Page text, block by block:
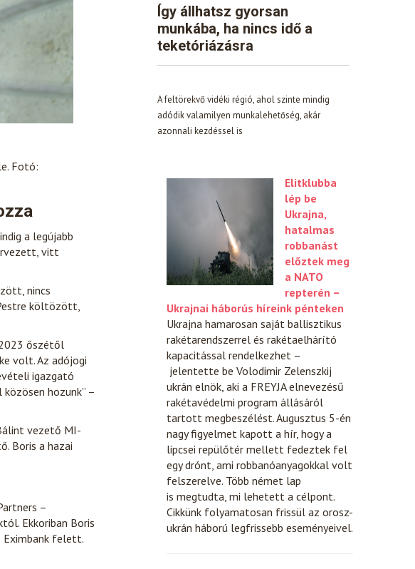
Fotó:
a legújabb
vitt
nincs
költözött,
őszétől
volt. Az adójogi
igazgató
hozunk” –
vezető MI-
Boris a hazai
–
Ekkoriban Boris
Eximbank felett.
Így állhatsz gyorsan
munkába, ha nincs idő a
teketóriázásra
A feltörekvő vidéki régió, ahol szinte mindig
adódik valamilyen munkalehetőség, akár
azonnali kezdéssel is
Elitklubba
lép be
Ukrajna,
hatalmas
robbanást
előztek meg
a NATO
repterén –
Ukrajnai háborús híreink pénteken
Ukrajna hamarosan saját ballisztikus
rakétarendszerrel és rakétaelhárító
kapacitással rendelkezhet –
jelentette be Volodimir Zelenszkij
ukrán elnök, aki a FREYJA elnevezésű
rakétavédelmi program állásáról
tartott megbeszélést. Augusztus 5-én
nagy figyelmet kapott a hír, hogy a
lipcsei repülőtér mellett fedeztek fel
egy drónt, ami robbanóanyagokkal volt
felszerelve. Több német lap
is megtudta, mi lehetett a célpont.
Cikkünk folyamatosan frissül az orosz-
ukrán háború legfrissebb eseményeivel.